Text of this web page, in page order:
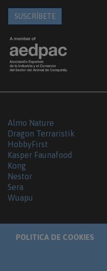
SUSCRÍBETE
Almo Nature
Dragon Terraristik
HobbyFirst
Kasper Faunafood
Kong
Nestor
Sera
Wuapu
POLITICA DE COOKIES